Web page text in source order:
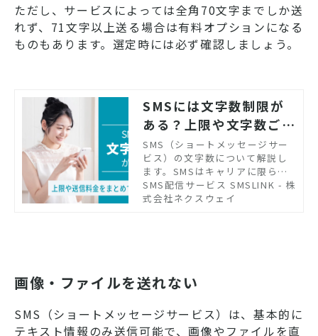
ただし、サービスによっては全角70文字までしか送
れず、71文字以上送る場合は有料オプションになる
ものもあります。選定時には必ず確認しましょう。
SMSには文字数制限が
ある？上限や文字数ごと
の送信料金も解説
SMS（ショートメッセージサー
ビス）の文字数について解説し
ます。SMSはキャリアに限らず
使えるほか、専用アプリのイン
ストールが不要、到達率が高
介します。
SMS配信サービス SMSLINK - 株
式会社ネクスウェイ
画像・ファイルを送れない
SMS（ショートメッセージサービス）は、基本的に
テキスト情報のみ送信可能で、画像やファイルを直